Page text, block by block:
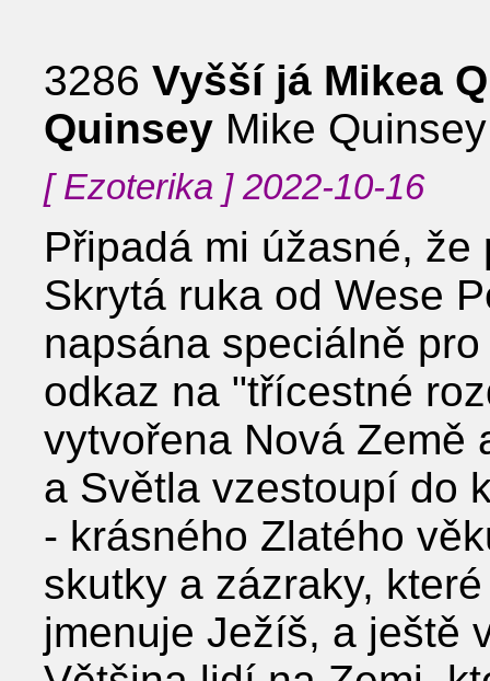
3286 Vyšší já Mikea
Quinsey Mike Quinsey
[ Ezoterika ] 2022-10-16
Připadá mi úžasné,
Skrytá ruka od Wese
napsána speciálně
odkaz na ʺtřícestné
vytvořena Nová Země
a Světla vzestoupí do
- krásného Zlatého
skutky a zázraky,
jmenuje Ježíš, a ještě